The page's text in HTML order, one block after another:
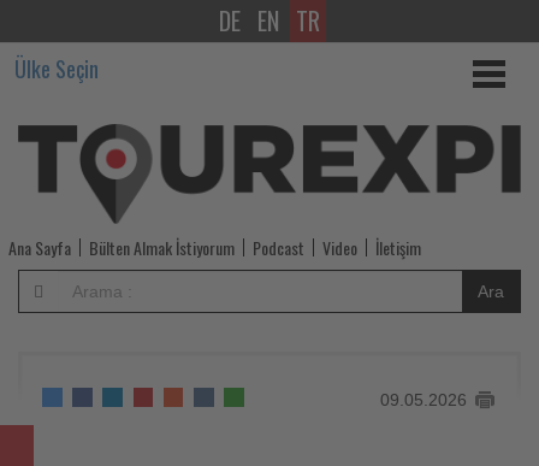
Alanya
Kızılkule
Cup’ta
60’tan
fazla
takım
şampiyonluk
için
sahaya
DE EN TR
Ülke Seçin
Ana Sayfa Bülten Almak İstiyorum Podcast Video İletişim
Ara
09.05.2026